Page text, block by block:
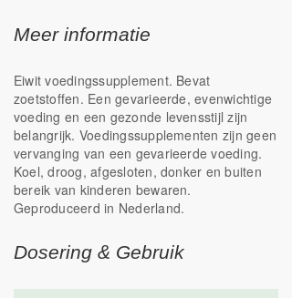
Meer informatie
Eiwit voedingssupplement. Bevat
zoetstoffen. Een gevarieerde, evenwichtige
voeding en een gezonde levensstijl zijn
belangrijk. Voedingssupplementen zijn geen
vervanging van een gevarieerde voeding.
Koel, droog, afgesloten, donker en buiten
bereik van kinderen bewaren.
Geproduceerd in Nederland.
Dosering & Gebruik